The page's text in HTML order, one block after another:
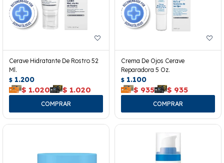
Cerave Hidratante De Rostro 52
Ml.
$ 1.200
$ 1.020 $ 1.020
Crema De Ojos Cerave
Reparadora 5 Oz.
$ 1.100
$ 935 $ 935